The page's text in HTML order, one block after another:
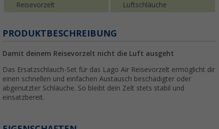
Reisevorzelt
Luftschläuche
PRODUKTBESCHREIBUNG
Damit deinem Reisevorzelt nicht die Luft ausgeht
Das Ersatzschlauch-Set für das Lago Air Reisevorzelt ermöglicht dir
einen schnellen und einfachen Austausch beschädigter oder
abgenutzter Schläuche. So bleibt dein Zelt stets stabil und
einsatzbereit.